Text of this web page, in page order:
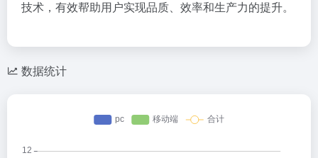
技术，有效帮助用户实现品质、效率和生产力的提升。
数据统计